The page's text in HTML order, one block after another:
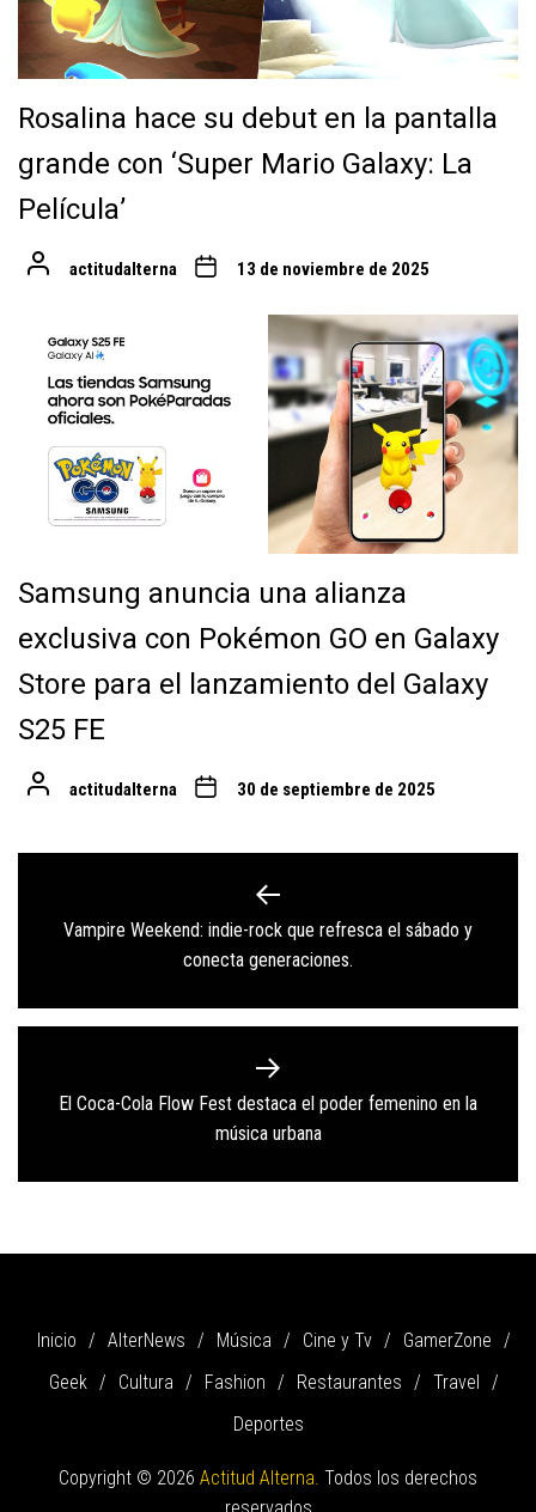
Rosalina hace su debut en la pantalla
grande con ‘Super Mario Galaxy: La
Película’
actitudalterna 13 de noviembre de 2025
Samsung anuncia una alianza
exclusiva con Pokémon GO en Galaxy
Store para el lanzamiento del Galaxy
S25 FE
actitudalterna 30 de septiembre de 2025
Previous
post:
Vampire Weekend: indie-rock que refresca el sábado y
conecta generaciones.
Next
post:
El Coca-Cola Flow Fest destaca el poder femenino en la
música urbana
Inicio AlterNews Música Cine y Tv
GamerZone
Geek
Cultura Fashion Restaurantes
Travel
Deportes
Copyright © 2026 Actitud Alterna. Todos los derechos